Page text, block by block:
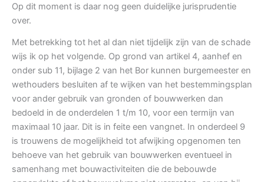
Op dit moment is daar nog geen duidelijke jurisprudentie
over.
Met betrekking tot het al dan niet tijdelijk zijn van de schade
wijs ik op het volgende. Op grond van artikel 4, aanhef en
onder sub 11, bijlage 2 van het Bor kunnen burgemeester en
wethouders besluiten af te wijken van het bestemmingsplan
voor ander gebruik van gronden of bouwwerken dan
bedoeld in de onderdelen 1 t/m 10, voor een termijn van
maximaal 10 jaar. Dit is in feite een vangnet. In onderdeel 9
is trouwens de mogelijkheid tot afwijking opgenomen ten
behoeve van het gebruik van bouwwerken eventueel in
samenhang met bouwactiviteiten die de bebouwde